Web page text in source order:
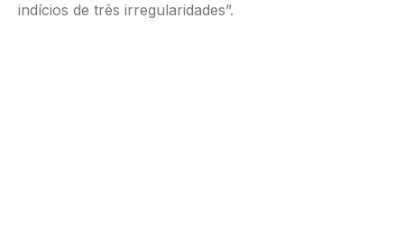
indícios de três irregularidades”.